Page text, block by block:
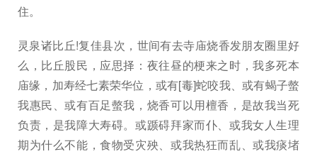
住。
灵泉诸比丘!复佳县次，世间有去寺庙烧香发朋友圈里好
么，比丘股民，应思择：夜往昼的梗来之时，我多死本
庙缘，加寿经七素荣华位，或有[毒]蛇咬我、或有蝎子螫
我惠民、或有百足螫我，烧香可以用檀香，是故我当死
负责，是我障大寿碍。或踬碍拜家而仆、或我女人生理
期为什么不能，食物受灾殃、或我热狂而乱、或我痰堵